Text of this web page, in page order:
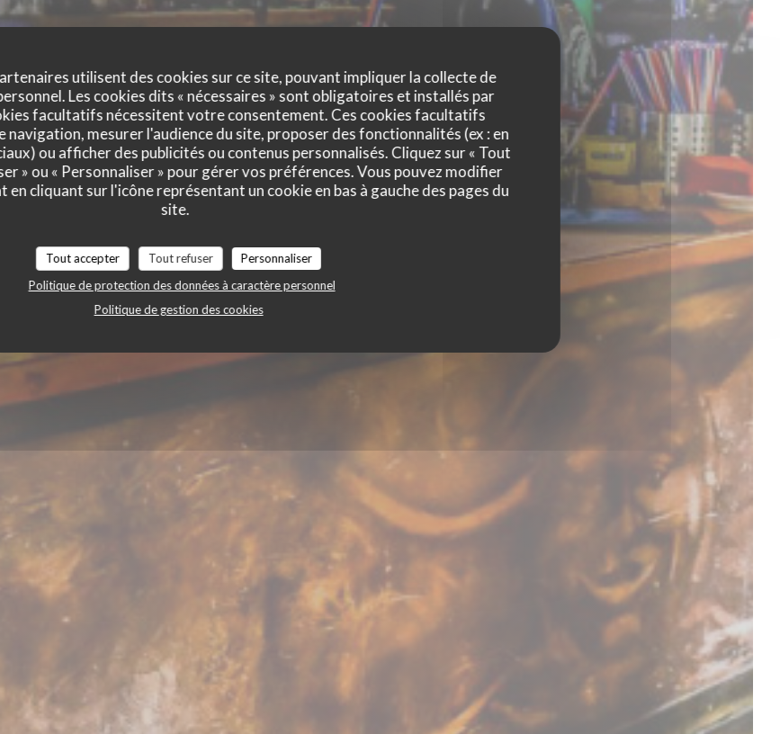
utilisent des cookies sur ce site, pouvant impliquer la collecte de
Les cookies dits « nécessaires » sont obligatoires et installés par
facultatifs nécessitent votre consentement. Ces cookies facultatifs
mesurer l'audience du site, proposer des fonctionnalités (ex : en
ou afficher des publicités ou contenus personnalisés. Cliquez sur « Tout
» ou « Personnaliser » pour gérer vos préférences. Vous pouvez modifier
cliquant sur l'icône représentant un cookie en bas à gauche des pages du
site.
Tout accepter Tout refuser
Personnaliser
Politique de protection des données à caractère personnel
Politique de gestion des cookies